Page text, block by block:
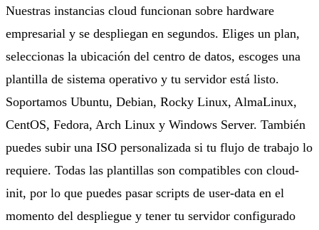
Nuestras instancias cloud funcionan sobre hardware
empresarial y se despliegan en segundos. Eliges un plan,
seleccionas la ubicación del centro de datos, escoges una
plantilla de sistema operativo y tu servidor está listo.
Soportamos Ubuntu, Debian, Rocky Linux, AlmaLinux,
CentOS, Fedora, Arch Linux y Windows Server. También
puedes subir una ISO personalizada si tu flujo de trabajo lo
requiere. Todas las plantillas son compatibles con cloud-
init, por lo que puedes pasar scripts de user-data en el
momento del despliegue y tener tu servidor configurado